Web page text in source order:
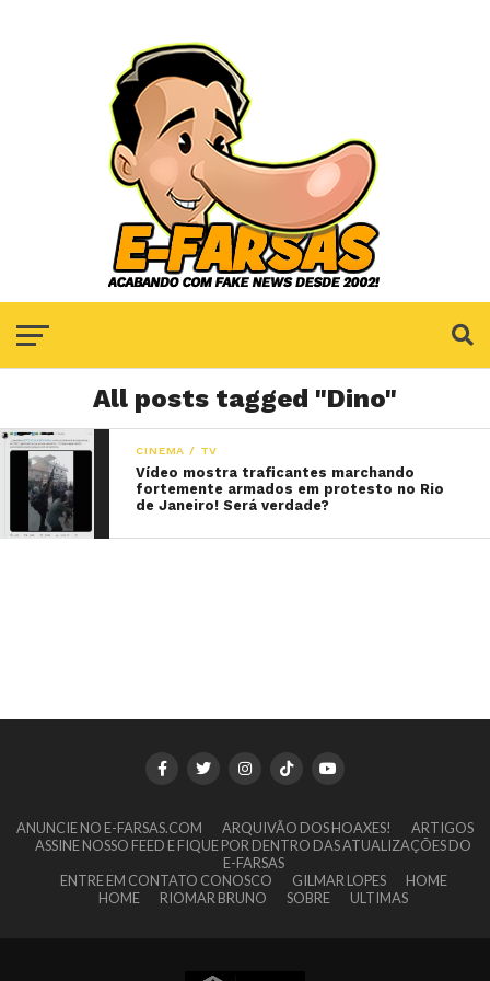
All posts tagged "Dino"
CINEMA / TV
Vídeo mostra traficantes marchando
fortemente armados em protesto no Rio
de Janeiro! Será verdade?
ANUNCIE NO E-FARSAS.COM ARQUIVÃO DOS HOAXES!
ARTIGOS
ASSINE NOSSO FEED E FIQUE POR DENTRO DAS ATUALIZAÇÕES DO
E-FARSAS
ENTRE EM CONTATO CONOSCO
GILMAR LOPES
HOME
HOME
RIOMAR BRUNO SOBRE ULTIMAS